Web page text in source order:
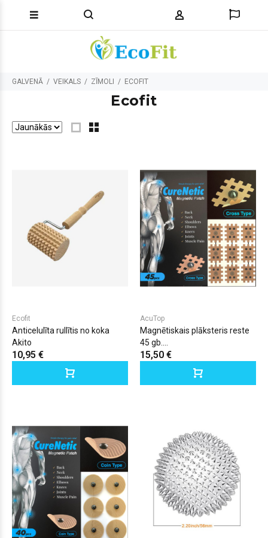
GALVENĀ VEIKALS ZĪMOLI ECOFIT
Ecofit
Ecofit
Anticelulīta rullītis no koka
Akito
10,95 €
AcuTop
Magnētiskais plāksteris reste
45 gb....
15,50 €